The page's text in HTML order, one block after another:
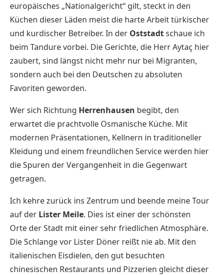
europäisches „Nationalgericht“ gilt, steckt in den
Küchen dieser Läden meist die harte Arbeit türkischer
und kurdischer Betreiber. In der Oststadtschaue ich
beim Tandurevorbei. Die Gerichte, die Herr Aytaç hier
zaubert, sind längst nicht mehr nur bei Migranten,
sondern auch bei den Deutschen zu absoluten
Favoriten geworden.
Wer sich Richtung Herrenhausen begibt, den
erwartet die prachtvolle Osmanische Küche. Mit
modernen Präsentationen, Kellnern in traditioneller
Kleidung und einem freundlichen Service werden hier
die Spuren der Vergangenheit in die Gegenwart
getragen.
Ich kehre zurück ins Zentrum und beende meine Tour
auf der Lister Meile. Dies ist einer der schönsten
Orte der Stadt mit einer sehr friedlichen Atmosphäre.
Die Schlange vor Lister Döner reißt nie ab. Mit den
italienischen Eisdielen, den gut besuchten
chinesischen Restaurants und Pizzerien gleicht dieser